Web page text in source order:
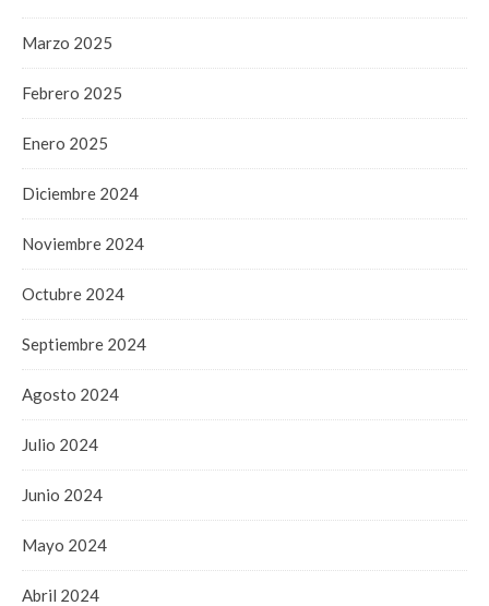
Marzo 2025
Febrero 2025
Enero 2025
Diciembre 2024
Noviembre 2024
Octubre 2024
Septiembre 2024
Agosto 2024
Julio 2024
Junio 2024
Mayo 2024
Abril 2024